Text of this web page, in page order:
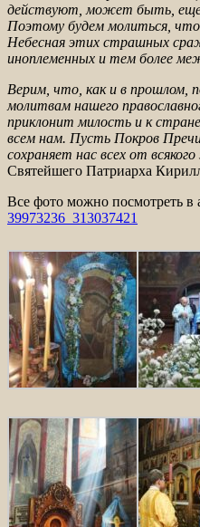
действуют, может быть,
Поэтому будем молиться,
Небесная этих страшных
иноплеменных и тем более
Верим, что, как и в прошлом,
молитвам нашего
приклонит милость и к
всем нам. Пусть Покров
сохраняет нас всех от всякого
Святейшего Патриарха
Все фото можно посмотреть в
39973236_313037421